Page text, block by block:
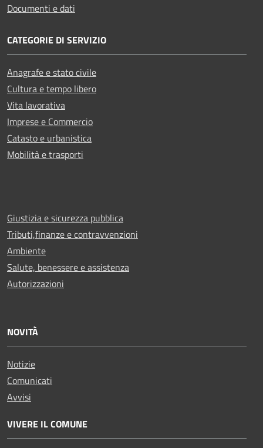
Documenti e dati
CATEGORIE DI SERVIZIO
Anagrafe e stato civile
Cultura e tempo libero
Vita lavorativa
Imprese e Commercio
Catasto e urbanistica
Mobilità e trasporti
Giustizia e sicurezza pubblica
Tributi,finanze e contravvenzioni
Ambiente
Salute, benessere e assistenza
Autorizzazioni
NOVITÀ
Notizie
Comunicati
Avvisi
VIVERE IL COMUNE